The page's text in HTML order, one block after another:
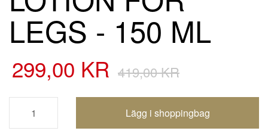
LEGS - 150 ML
299,00 KR 419,00 KR
Shoppingbagen uppdaterad